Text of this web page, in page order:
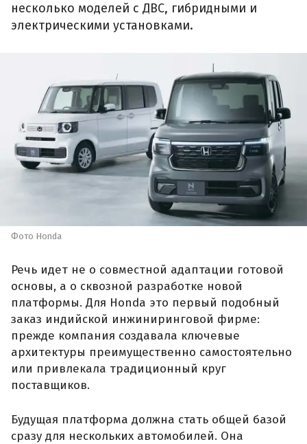
несколько моделей с ДВС, гибридными и
электрическими установками.
Фото Honda
Речь идет не о совместной адаптации готовой
основы, а о сквозной разработке новой
платформы. Для Honda это первый подобный
заказ индийской инжиниринговой фирме:
прежде компания создавала ключевые
архитектуры преимущественно самостоятельно
или привлекала традиционный круг
поставщиков.
Будущая платформа должна стать общей базой
сразу для нескольких автомобилей. Она